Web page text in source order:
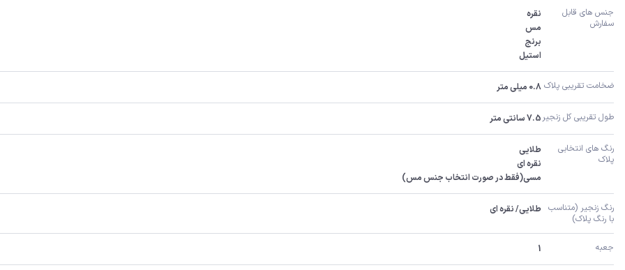
سفارش
استیل
ضخامت تقریبی پلاک 0.8 میلی متر
طول تقریبی کل زنجیر 7.5 سانتی متر
پلاک
مسی(فقط در صورت انتخاب جنس مس)
با رنگ پلاک)
طلایی/ نقره ای
جعبه 1